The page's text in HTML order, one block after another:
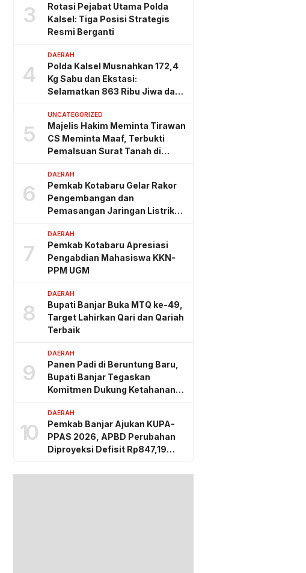
3
Rotasi Pejabat Utama Polda
Kalsel: Tiga Posisi Strategis
Resmi Berganti
4
DAERAH
Polda Kalsel Musnahkan 172,4
Kg Sabu dan Ekstasi:
Selamatkan 863 Ribu Jiwa dan
Triliun
5
UNCATEGORIZED
Majelis Hakim Meminta Tirawan
CS Meminta Maaf, Terbukti
Pemalsuan Surat Tanah di
6
DAERAH
Pemkab Kotabaru Gelar Rakor
Pengembangan dan
Pemasangan Jaringan Listrik
7
DAERAH
Pemkab Kotabaru Apresiasi
Pengabdian Mahasiswa KKN-
PPM UGM
8
DAERAH
Bupati Banjar Buka MTQ ke-49,
Target Lahirkan Qari dan Qariah
Terbaik
9
DAERAH
Panen Padi di Beruntung Baru,
Bupati Banjar Tegaskan
Komitmen Dukung Ketahanan
10
DAERAH
Pemkab Banjar Ajukan KUPA-
PPAS 2026, APBD Perubahan
Diproyeksi Defisit Rp847,19